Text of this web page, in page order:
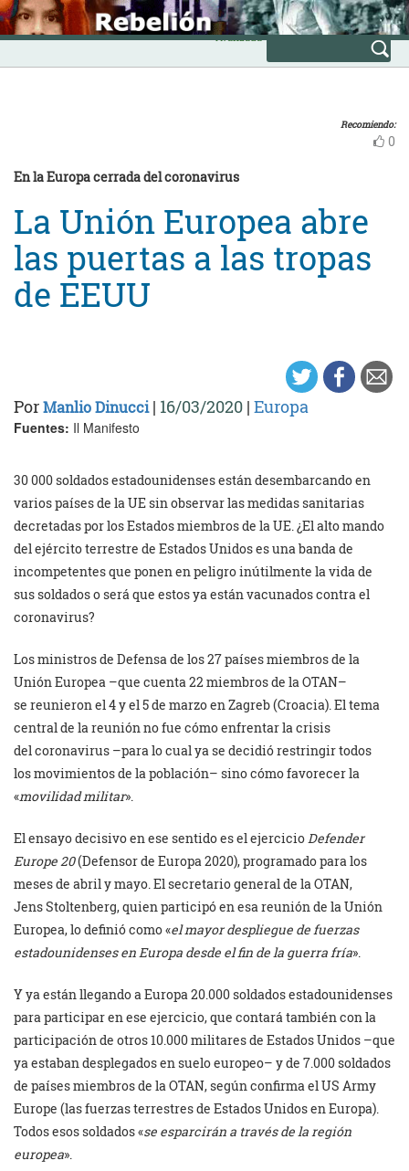
Skip
to
content
INICIO
Avanzada
Recomiendo:
0
En la Europa cerrada del coronavirus
La ‎Unión Europea abre
las puertas a las ‎tropas
de EEUU
PorManlio Dinucci| 16/03/2020 | Europa
Fuentes: Il Manifesto
‎30 000 soldados estadounidenses están desembarcando en
varios países de la UE ‎sin observar las medidas sanitarias
decretadas por los Estados miembros de la UE. ¿El ‎alto mando
del ejército terrestre de Estados Unidos es una banda de
‎incompetentes que ponen en peligro inútilmente la vida de
sus soldados o será que ‎estos ya están vacunados contra el
coronavirus?‎
Los ministros de Defensa de los 27 países miembros de la
Unión Europea –que cuenta ‎‎22 miembros de la OTAN–
se reunieron el 4 y el 5 de marzo en Zagreb (Croacia). El tema
‎central de la reunión no fue cómo enfrentar la crisis
del coronavirus –para lo cual ya se decidió ‎restringir todos
los movimientos de la población– sino cómo favorecer la
«movilidad militar». ‎
El ensayo decisivo en ese sentido es el ejercicio Defender
Europe 20(Defensor de Europa 2020), ‎programado para los
meses de abril y mayo. El secretario general de la OTAN,
Jens Stoltenberg, ‎quien participó en esa reunión de la Unión
Europea, lo definió como «el mayor despliegue de ‎fuerzas
estadounidenses en Europa desde el fin de la guerra fría». ‎
Y ya están llegando a Europa 20.000 soldados estadounidenses
para participar en ese ejercicio, ‎que contará también con la
participación de otros 10.000 militares de Estados Unidos –que
‎ya estaban desplegados en suelo europeo– y de 7.000 soldados
de países miembros de ‎la OTAN, según confirma el US Army
Europe (las fuerzas terrestres de Estados Unidos ‎en Europa).
Todos esos soldados «se esparcirán a través de la región
europea». ‎